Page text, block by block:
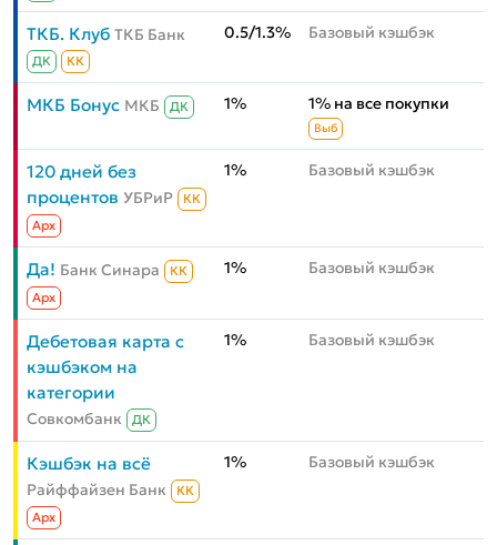
ТКБ. Клуб ТКБ Банк
ДК КК
0.5/1.3% Базовый кэшбэк
МКБ Бонус МКБ ДК 1% 1% на все покупки
Выб
120 дней без
процентов УБРиР
КК
Aрх
1% Базовый кэшбэк
Да! Банк Синара
КК
Aрх
1% Базовый кэшбэк
Дебетовая карта с
кэшбэком на
категории
Совкомбанк ДК
1% Базовый кэшбэк
Кэшбэк на всё
Райффайзен Банк
КК
Aрх
1% Базовый кэшбэк